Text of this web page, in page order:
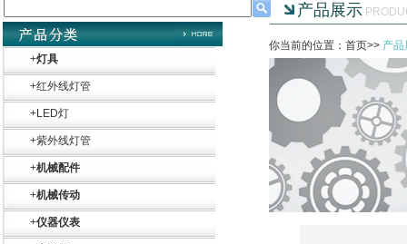
+灯具
+红外线灯管
+LED灯
+紫外线灯管
+机械配件
+机械传动
+仪器仪表
产品展示
你当前的位置：首页>> 产品